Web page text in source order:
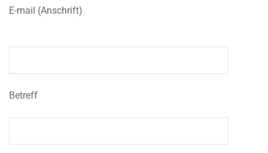
E-mail (Anschrift)
Betreff